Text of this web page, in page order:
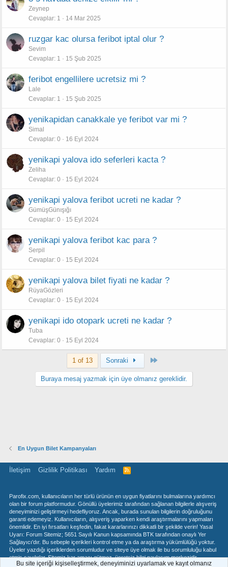
Zeynep
Cevaplar 1 14 Mar 2025
ruzgar kac olursa feribot iptal olur ?
Sevim
Cevaplar 1 15 Şub 2025
feribot engellilere ucretsiz mi ?
Lale
Cevaplar 1 15 Şub 2025
yenikapidan canakkale ye feribot var mi ?
Simal
Cevaplar 0 16 Eyl 2024
yenikapi yalova ido seferleri kacta ?
Zeliha
Cevaplar 0 15 Eyl 2024
yenikapi yalova feribot ucreti ne kadar ?
GümüşGünışığı
Cevaplar 0 15 Eyl 2024
yenikapi yalova feribot kac para ?
Serpil
Cevaplar 0 15 Eyl 2024
yenikapi yalova bilet fiyati ne kadar ?
RüyaGözleri
Cevaplar 0 15 Eyl 2024
yenikapi ido otopark ucreti ne kadar ?
Tuba
Cevaplar 0 15 Eyl 2024
1 of 13 Sonraki
Buraya mesaj yazmak için üye olmanız gereklidir.
En Uygun Bilet Kampanyaları
İletişim Gizlilik Politikası Yardım
R
Parofix.com, kullanıcıların her türlü ürünün en uygun fiyatlarını bulmalarına yardımcı
olan bir forum platformudur. Gönüllü üyelerimiz tarafından sağlanan bilgilerle alışveriş
deneyiminizi geliştirmeyi hedefliyoruz. Ancak, burada sunulan bilgilerin doğruluğunu
garanti edemeyiz. Kullanıcıların, alışveriş yaparken kendi araştırmalarını yapmaları
önemlidir. En iyi fırsatları keşfedin, fakat kararlarınızı dikkatli bir şekilde verin! Yasal
Uyarı: Forum Sitemiz; 5651 Sayılı Kanun kapsamında BTK tarafından onaylı Yer
Sağlayıcı'dır. Bu sebeple içerikleri kontrol etme ya da araştırma yükümlülüğü yoktur.
Üyeler yazdığı içeriklerden sorumludur ve siteye üye olmak ile bu sorumluluğu kabul
etmiş sayılırlar. Sitemiz kar amacı gütmez, ücretsiz bilgi paylaşım merkezidir.
Hukuka ve mevzuata aykırı olduğunu düşündüğünüz içeriği İLETİŞİM Sekmesindeki
Bu site içeriği kişiselleştirmek, deneyiminizi uyarlamak ve kayıt olmanız